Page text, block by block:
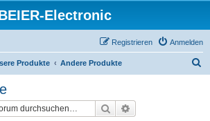
Electronic
Anmelden
Registrieren
Produkte Andere Produkte
Suche